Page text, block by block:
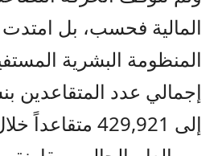
المالية فحسب، بل
المنظومة البشرية
إلى 429,921